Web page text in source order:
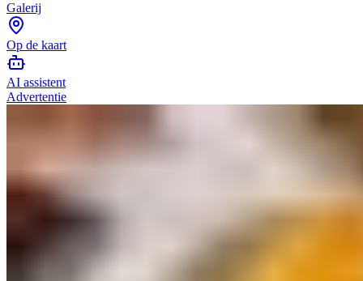
Galerij
Op de kaart
AI assistent
Advertentie